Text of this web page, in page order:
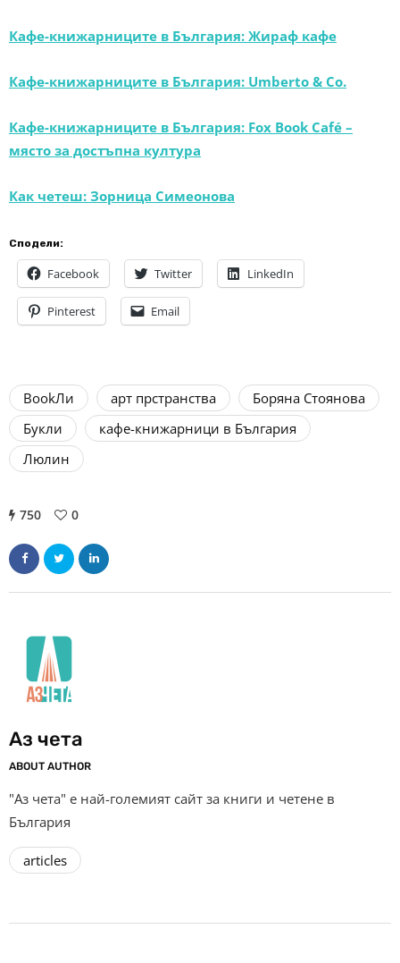
Кафе-книжарниците в България: Жираф кафе
Кафе-книжарниците в България: Umberto & Co.
Кафе-книжарниците в България: Fox Book Café –
място за достъпна култура
Как четеш: Зорница Симеонова
Сподели:
Facebook Twitter LinkedIn
Pinterest Email
BookЛи арт прстранства
Боряна Стоянова
Букли
кафе-книжарници в България
Люлин
750 0
Аз чета
ABOUT AUTHOR
"Аз чета" е най-големият сайт за книги и четене в
България
articles